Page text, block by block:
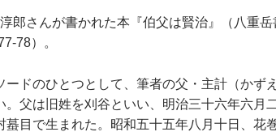
さんが書かれた本『伯父は賢治』（八重岳
78）。
ドのひとつとして、筆者の父・主計（かず
。父は旧姓を刈谷といい、明治三十六年六月
蟇目で生まれた。昭和五十五年八月十日、花